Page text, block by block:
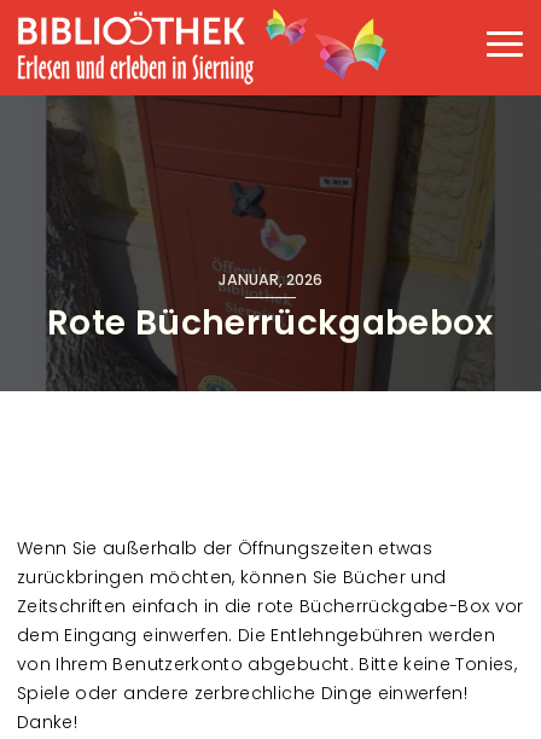
Direkt zum Inhalt
JANUAR, 2026
Rote Bücherrückgabebox
Wenn Sie außerhalb der Öffnungszeiten etwas
zurückbringen möchten, können Sie Bücher und
Zeitschriften einfach in die rote Bücherrückgabe-Box vor
dem Eingang einwerfen. Die Entlehngebühren werden
von Ihrem Benutzerkonto abgebucht. Bitte keine Tonies,
Spiele oder andere zerbrechliche Dinge einwerfen!
Danke!